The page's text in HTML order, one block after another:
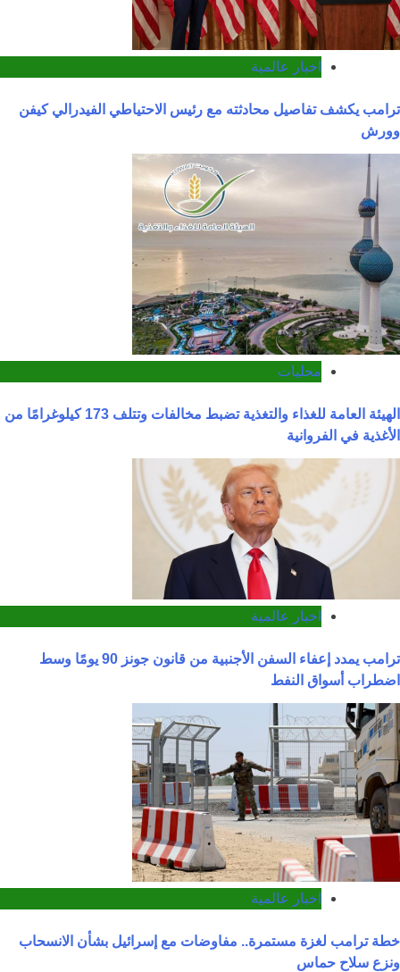
اخبار عالمية
ترامب يكشف تفاصيل محادثته مع رئيس الاحتياطي الفيدرالي كيفن
وورش
محليات
الهيئة العامة للغذاء والتغذية تضبط مخالفات وتتلف 173 كيلوغرامًا من
الأغذية في الفروانية
اخبار عالمية
ترامب يمدد إعفاء السفن الأجنبية من قانون جونز 90 يومًا وسط
اضطراب أسواق النفط
اخبار عالمية
خطة ترامب لغزة مستمرة.. مفاوضات مع إسرائيل بشأن الانسحاب
ونزع سلاح حماس